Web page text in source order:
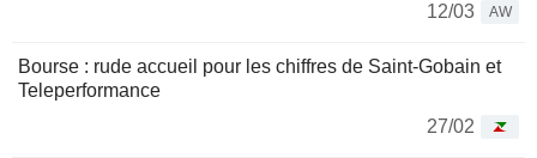
12/03
AW
Bourse : rude accueil pour les chiffres de Saint-Gobain et
Teleperformance
27/02